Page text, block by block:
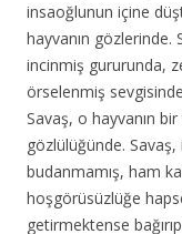
insaoğlunun içine
hayvanın gözlerinde.
incinmiş gururunda,
örselenmiş
Savaş, o hayvanın
gözlülüğünde.
budanmamış, ham
hoşgörüsüzlüğe
getirmektense